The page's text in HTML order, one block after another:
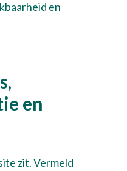
en
en
zit. Vermeld